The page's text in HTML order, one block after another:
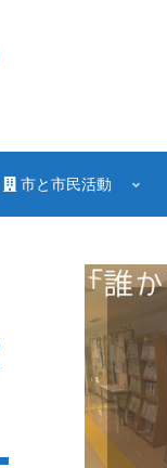
市と市民活動